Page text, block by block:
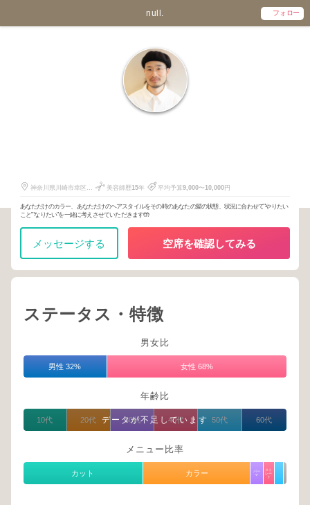
null. フォロー
神奈川県川崎市幸区幸
美容師歴15年 平均予算9,000〜10,000円
あなただけのカラー、あなただけのヘアスタイルをその時のあなたの髪の状態、状況に合わせて"やりたい
こと""なりたい"を一緒に考えさせていただきます🤲
メッセージする 空席を確認してみる
ステータス・特徴
男女比
男性 32% 女性 68%
年齢比
データが不足しています
10代 20代 30代 40代 50代 60代
メニュー比率
カット カラー
パー
マ
スト
レー
ト